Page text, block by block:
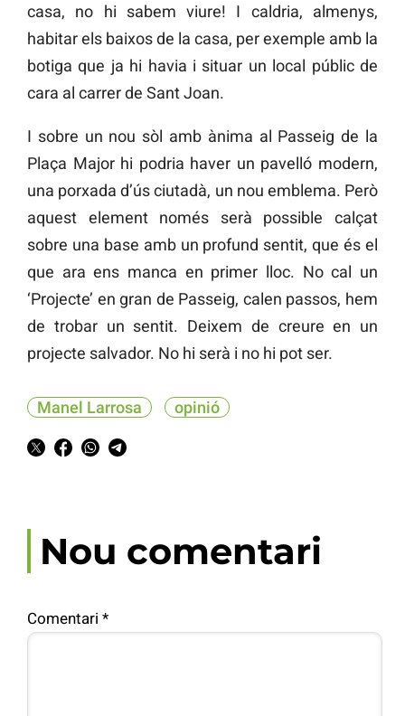
casa, no hi sabem viure! I caldria, almenys,
habitar els baixos de la casa, per exemple amb la
botiga que ja hi havia i situar un local públic de
cara al carrer de Sant Joan.
I sobre un nou sòl amb ànima al Passeig de la
Plaça Major hi podria haver un pavelló modern,
una porxada d’ús ciutadà, un nou emblema. Però
aquest element només serà possible calçat
sobre una base amb un profund sentit, que és el
que ara ens manca en primer lloc. No cal un
‘Projecte’ en gran de Passeig, calen passos, hem
de trobar un sentit. Deixem de creure en un
projecte salvador. No hi serà i no hi pot ser.
Manel Larrosa opinió
Nou comentari
Comentari *